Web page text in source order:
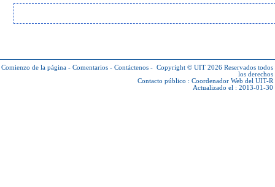
Comienzo de la página - Comentarios - Contáctenos - Copyright © UIT 2026 Reservados todos
los derechos
Contacto público : Coordenador Web del UIT-R
Actualizado el : 2013-01-30